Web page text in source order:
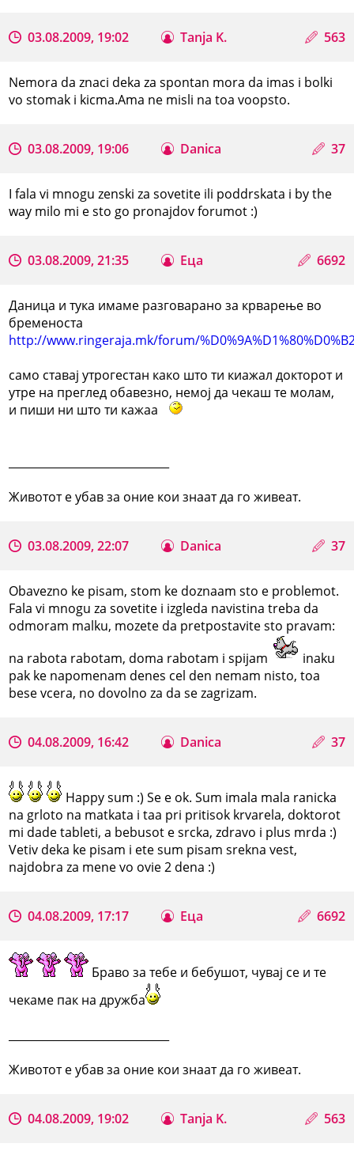
03.08.2009, 19:02 Tanja K. 563
Nemora da znaci deka za spontan mora da imas i bolki
vo stomak i kicma.Ama ne misli na toa voopsto.
03.08.2009, 19:06 Danica 37
I fala vi mnogu zenski za sovetite ili poddrskata i by the
way milo mi e sto go pronajdov forumot :)
03.08.2009, 21:35 Еца 6692
Даница и тука имаме разговарано за крварење во
бременоста
http://www.ringeraja.mk/forum/
само ставај утрогестан како што ти киажал докторот и
утре на преглед обавезно, немој да чекаш те молам,
и пиши ни што ти кажаа
Животот е убав за оние кои знаат да го живеат.
03.08.2009, 22:07 Danica 37
Obavezno ke pisam, stom ke doznaam sto e problemot.
Fala vi mnogu za sovetite i izgleda navistina treba da
odmoram malku, mozete da pretpostavite sto pravam:
na rabota rabotam, doma rabotam i spijam
inaku
pak ke napomenam denes cel den nemam nisto, toa
bese vcera, no dovolno za da se zagrizam.
04.08.2009, 16:42 Danica 37
Happy sum :) Se e ok. Sum imala mala ranicka
na grloto na matkata i taa pri pritisok krvarela, doktorot
mi dade tableti, a bebusot e srcka, zdravo i plus mrda :)
Vetiv deka ke pisam i ete sum pisam srekna vest,
najdobra za mene vo ovie 2 dena :)
04.08.2009, 17:17 Еца 6692
Браво за тебе и бебушот, чувај се и те
чекаме пак на дружба
Животот е убав за оние кои знаат да го живеат.
04.08.2009, 19:02 Tanja K. 563